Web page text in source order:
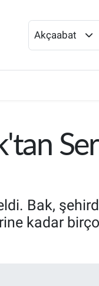
Akçaabat
Bak,
kadar